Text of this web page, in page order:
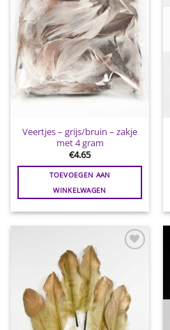
Veertjes – grijs/bruin – zakje
met 4 gram
€4.65
TOEVOEGEN AAN
WINKELWAGEN
wenslijst